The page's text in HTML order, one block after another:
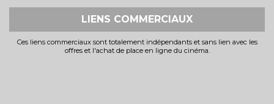
LIENS COMMERCIAUX
Ces liens commerciaux sont totalement indépendants et sans lien avec les
offres et l'achat de place en ligne du cinéma.